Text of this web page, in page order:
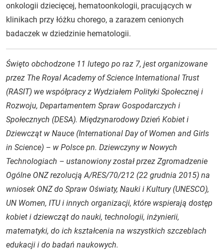
onkologii dziecięcej, hematoonkologii, pracujących w
klinikach przy łóżku chorego, a zarazem cenionych
badaczek w dziedzinie hematologii.
Święto obchodzone 11 lutego po raz 7, jest organizowane
przez The Royal Academy of Science International Trust
(RASIT) we współpracy z Wydziałem Polityki Społecznej i
Rozwoju, Departamentem Spraw Gospodarczych i
Społecznych (DESA). Międzynarodowy Dzień Kobiet i
Dziewcząt w Nauce (International Day of Women and Girls
in Science) – w Polsce pn. Dziewczyny w Nowych
Technologiach – ustanowiony został przez Zgromadzenie
Ogólne ONZ rezolucją A/RES/70/212 (22 grudnia 2015) na
wniosek ONZ do Spraw Oświaty, Nauki i Kultury (UNESCO),
UN Women, ITU i innych organizacji, które wspierają dostęp
kobiet i dziewcząt do nauki, technologii, inżynierii,
matematyki, do ich kształcenia na wszystkich szczeblach
edukacji i do badań naukowych.